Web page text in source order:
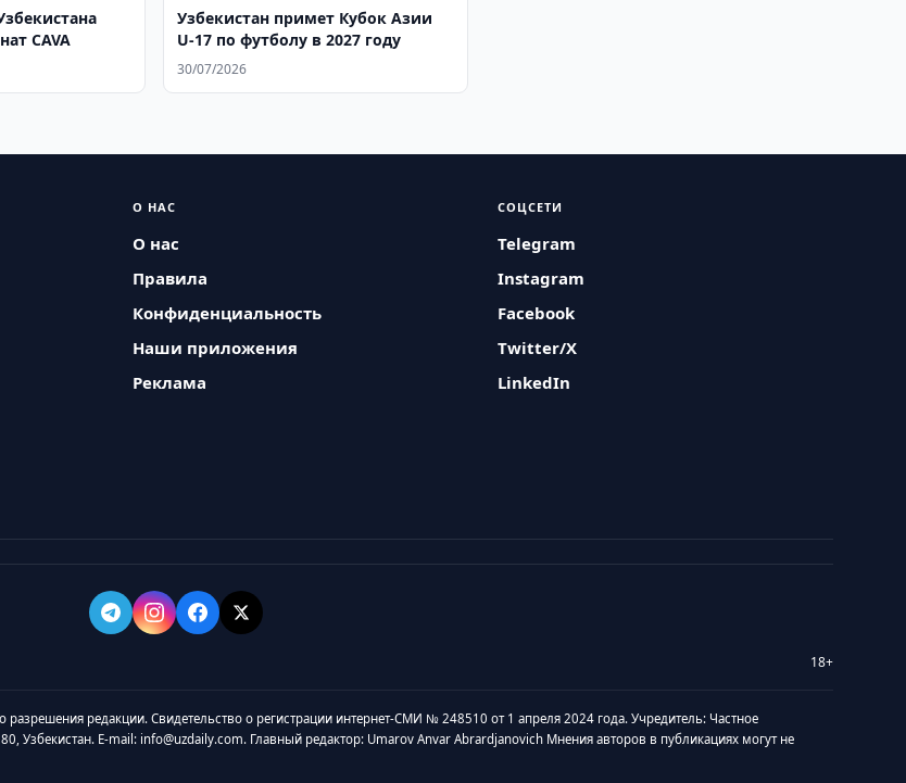
CAVA
Узбекистан примет Кубок Азии
U-17 по футболу в 2027 году
30/07/2026
О НАС
О нас
Правила
Конфиденциальность
Наши приложения
Реклама
СОЦСЕТИ
Telegram
Instagram
Facebook
Twitter/X
LinkedIn
18+
разрешения редакции. Свидетельство о регистрации интернет-СМИ № 248510 от 1 апреля 2024 года. Учредитель: Частное
Узбекистан. E-mail: info@uzdaily.com. Главный редактор: Umarov Anvar Abrardjanovich Мнения авторов в публикациях могут не